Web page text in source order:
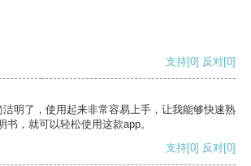
支持[0] 反对[0]
明了，使用起来非常容易上手，让我能够快速熟
书，就可以轻松使用这款app。
支持[0] 反对[0]